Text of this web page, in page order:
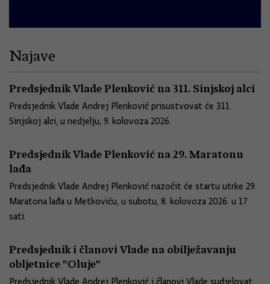
Najave
Predsjednik Vlade Plenković na 311. Sinjskoj alci
Predsjednik Vlade Andrej Plenković prisustvovat će 311.
Sinjskoj alci, u nedjelju, 9. kolovoza 2026.
Predsjednik Vlade Plenković na 29. Maratonu
lađa
Predsjednik Vlade Andrej Plenković nazočit će startu utrke 29.
Maratona lađa u Metkoviću, u subotu, 8. kolovoza 2026. u 17
sati.
Predsjednik i članovi Vlade na obilježavanju
obljetnice "Oluje"
Predsjednik Vlade Andrej Plenković i članovi Vlade sudjelovat